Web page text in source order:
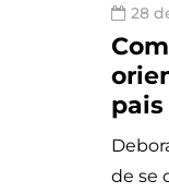
28
pais
de se